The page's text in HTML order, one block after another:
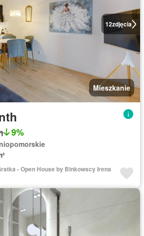
12zdjęcia
Mieszkanie
9%
- Open House by Binkowscy Irena